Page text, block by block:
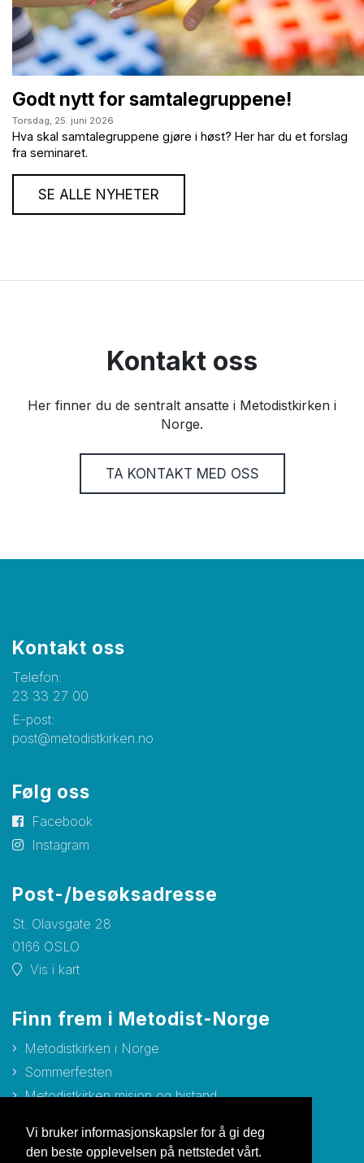
Vi bruker informasjonskapsler for å gi deg
den beste opplevelsen på nettstedet vårt.
Godt nytt for samtalegruppene!
Torsdag, 25. juni 2026
Hva skal samtalegruppene gjøre i høst? Her har du et forslag
fra seminaret.
SE ALLE NYHETER
Kontakt oss
Her finner du de sentralt ansatte i Metodistkirken i
Norge.
TA KONTAKT MED OSS
Kontakt oss
Telefon:
23 33 27 00
E-post:
post@metodistkirken.no
Følg oss
Facebook
Instagram
Post-/besøksadresse
St. Olavsgate 28
0166 OSLO
Vis i kart
Finn frem i Metodist-Norge
Metodistkirken i Norge
Sommerfesten
Metodistkirken misjon og bistand
Metodistkirkens Barne- og Ungdomsforbund